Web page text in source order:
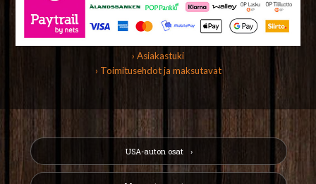
› Asiakastuki
› Toimitusehdot ja maksutavat
USA-auton osat